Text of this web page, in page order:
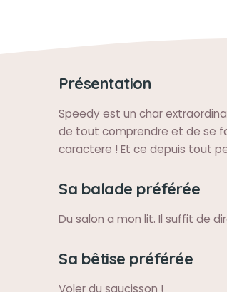
Présentation
Speedy est un char
de tout comprendre et de se
caractere ! Et ce depuis tout
Sa balade préférée
Du salon a mon lit. Il suffit de
Sa bêtise préférée
Voler du saucisson !